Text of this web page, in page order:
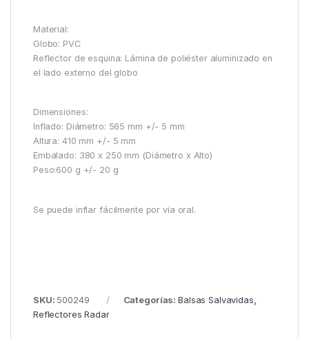
Material:
Globo: PVC
Reflector de esquina: Lámina de poliéster aluminizado en
el lado externo del globo
Dimensiones:
Inflado: Diámetro: 565 mm +/- 5 mm
Altura: 410 mm +/- 5 mm
Embalado: 380 x 250 mm (Diámetro x Alto)
Peso:600 g +/- 20 g
Se puede inflar fácilmente por vía oral.
SKU: 500249 Categorías:Balsas Salvavidas
Reflectores Radar